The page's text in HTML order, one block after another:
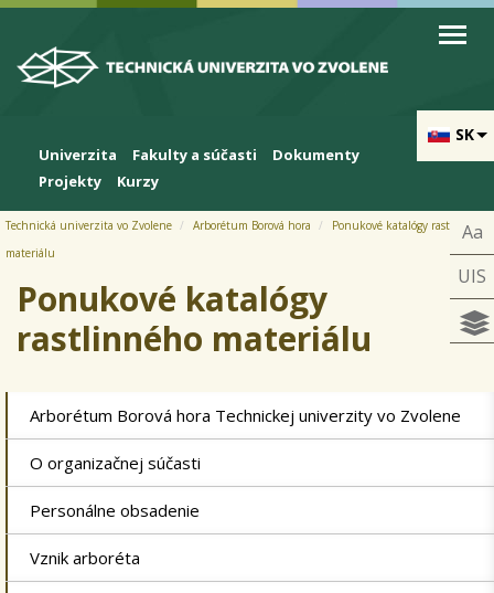
Skip to cookies
Skip to navigation
Skočiť na hlavný obsah
SK
Univerzita
Fakulty a súčasti
Dokumenty
Projekty
Kurzy
Aa
UIS
Technická univerzita vo Zvolene Arborétum Borová hora
Ponukové katalógy rastlinného
materiálu
Ponukové katalógy
rastlinného materiálu
Arborétum Borová hora Technickej univerzity vo Zvolene
O organizačnej súčasti
Personálne obsadenie
Vznik arboréta